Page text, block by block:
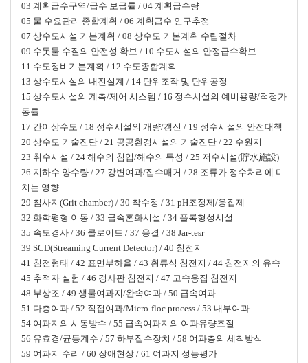
03 계획급수구역/급수 보급률 / 04 계획급수량
05 물 수요관리 종합계획 / 06 계획급수 인구추정
07 상수도시설 기본계획 / 08 상수도 기본계획 수립절차
09 수돗물 수질의 안전성 확보 / 10 수도시설의 안정급수확보
11 수도정비기본계획 / 12 수도종합계획
13 상수도시설의 내진설계 / 14 단위조작 및 단위공정
15 상수도시설의 계측/제어 시스템 / 16 정수시설의 예비용량/적정가
동률
17 간이상수도 / 18 정수시설의 개량/갱신 / 19 정수시설의 안전대책
20 상수도 기술진단 / 21 공공환경시설의 기술진단 / 22 수원지
23 취수시설 / 24 해수의 침입/해수의 특성 / 25 저수시설(貯水施設)
26 지하수 양수량 / 27 강변여과/집수매거 / 28 조류가 정수처리에 미
치는 영향
29 침사지(Grit chamber) / 30 착수정 / 31 pH조정제/응집제
32 화학평형 이동 / 33 급속혼화시설 / 34 플록형성시설
35 속도경사 / 36 콜로이드 / 37 응결 / 38 Jar-tesr
39 SCD(Streaming Current Detector) / 40 침전지
41 침전형태 / 42 표면부하율 / 43 횡류식 침전지 / 44 침전지의 유속
45 추적자 실험 / 46 경사판 침전지 / 47 고속응집 침전지
48 부상조 / 49 생물여과지/완속여과 / 50 급속여과
51 다층여과 / 52 직접여과/Micro-floc process / 53 내부여과
54 여과지의 시동방수 / 55 급속여과지의 여과유량조절
56 유효경/균등계수 / 57 하부집수장치 / 58 여과층의 세척방식
59 여과지 수리 / 60 장애현상 / 61 여과지 성능평가